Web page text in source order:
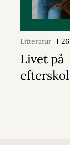
Litteratur
Livet på